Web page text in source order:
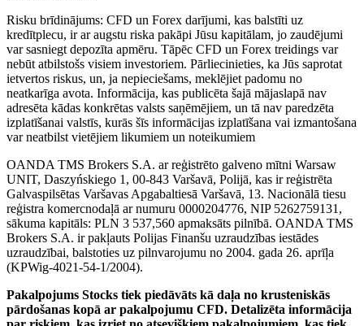
Risku brīdinājums: CFD un Forex darījumi, kas balstīti uz
kredītplecu, ir ar augstu riska pakāpi Jūsu kapitālam, jo zaudējumi
var sasniegt depozīta apmēru. Tāpēc CFD un Forex treidings var
nebūt atbilstošs visiem investoriem. Pārliecinieties, ka Jūs saprotat
ietvertos riskus, un, ja nepieciešams, meklējiet padomu no
neatkarīga avota. Informācija, kas publicēta šajā mājaslapā nav
adresēta kādas konkrētas valsts saņēmējiem, un tā nav paredzēta
izplatīšanai valstīs, kurās šīs informācijas izplatīšana vai izmantošana
var neatbilst vietējiem likumiem un noteikumiem
OANDA TMS Brokers S.A. ar reģistrēto galveno mītni Warsaw
UNIT, Daszyńskiego 1, 00-843 Varšavā, Polijā, kas ir reģistrēta
Galvaspilsētas Varšavas Apgabaltiesā Varšavā, 13. Nacionālā tiesu
reģistra komercnodaļā ar numuru 0000204776, NIP 5262759131,
sākuma kapitāls: PLN 3 537,560 apmaksāts pilnībā. OANDA TMS
Brokers S.A. ir pakļauts Polijas Finanšu uzraudzības iestādes
uzraudzībai, balstoties uz pilnvarojumu no 2004. gada 26. aprīļa
(KPWig-4021-54-1/2004).
Pakalpojums Stocks tiek piedāvāts kā daļa no krusteniskās
pārdošanas kopā ar pakalpojumu CFD. Detalizēta informācija